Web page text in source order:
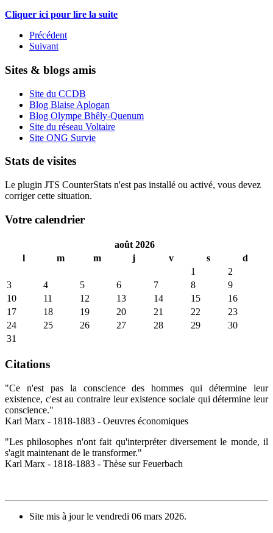
Cliquer ici pour lire la suite
Précédent
Suivant
Sites & blogs amis
Site du CCDB
Blog Blaise Aplogan
Blog Olympe Bhêly-Quenum
Site du réseau Voltaire
Site ONG Survie
Stats de visites
Le plugin JTS CounterStats n'est pas installé ou activé, vous devez
corriger cette situation.
Votre calendrier
août 2026
l
m m j v s
d
1
2
3
4 5 6 7 8
9
10
11 12 13 14 15
16
17
18 19 20 21 22
23
24
25 26 27 28 29
30
31
Citations
"Ce n'est pas la conscience des hommes qui détermine leur
existence, c'est au contraire leur existence sociale qui détermine leur
conscience."
Karl Marx - 1818-1883 - Oeuvres économiques
"Les philosophes n'ont fait qu'interpréter diversement le monde, il
s'agit maintenant de le transformer."
Karl Marx - 1818-1883 - Thèse sur Feuerbach
Site mis à jour le vendredi 06 mars 2026.